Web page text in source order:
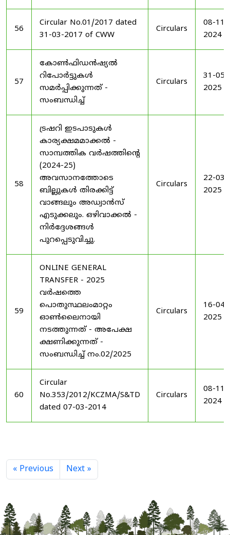
56
Circular No.01/2017 dated
31-03-2017 of CWW
Circulars
08-11-
2024
57
കോൺഫിഡൻഷ്യൽ
റിപോർട്ടുകൾ
സമർപ്പിക്കുന്നത് -
സംബന്ധിച്ച്
Circulars
31-05-
2025
58
ട്രഷറി ഇടപാടുകൾ
കാര്യക്ഷമമാക്കൽ -
സാമ്പത്തിക വർഷത്തിന്റെ
(2024-25)
അവസാനത്തോടെ
ബില്ലുകൾ തിരക്കിട്ട്
വാങ്ങലും അഡ്വാൻസ്
എടുക്കലും. ഒഴിവാക്കൽ -
നിർദ്ദേശങ്ങൾ
പുറപ്പെടുവിച്ചു.
Circulars
22-03-
2025
59
ONLINE GENERAL
TRANSFER - 2025
വർഷത്തെ
പൊതുസ്ഥലംമാറ്റം
ഓൺലൈനായി
നടത്തുന്നത് - അപേക്ഷ
ക്ഷണിക്കുന്നത് -
സംബന്ധിച്ച് നം.02/2025
Circulars
16-04-
2025
60
Circular
No.353/2012/KCZMA/S&TD
dated 07-03-2014
Circulars
08-11-
2024
« Previous Next »